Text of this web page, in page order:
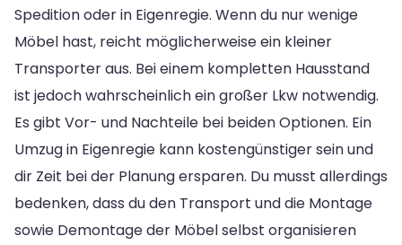
Spedition oder in Eigenregie. Wenn du nur wenige
Möbel hast, reicht möglicherweise ein kleiner
Transporter aus. Bei einem kompletten Hausstand
ist jedoch wahrscheinlich ein großer Lkw notwendig.
Es gibt Vor- und Nachteile bei beiden Optionen. Ein
Umzug in Eigenregie kann kostengünstiger sein und
dir Zeit bei der Planung ersparen. Du musst allerdings
bedenken, dass du den Transport und die Montage
sowie Demontage der Möbel selbst organisieren